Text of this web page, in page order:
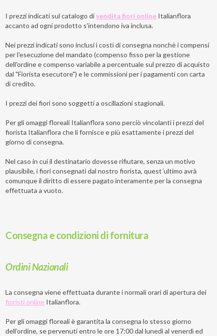
I prezzi indicati sul catalogo divendita fiori online Italianflora
accanto ad ogni prodotto s'intendono iva inclusa.
Nei prezzi indicati sono inclusi i costi di consegna nonchè i compensi
per l'esecuzione del mandato (compenso fisso per la gestione
dell'ordine e compenso variabile a percentuale sul prezzo di acquisto
dal "Fiorista esecutore") e le commissioni per i pagamenti con carta
di credito.
I prezzi dei fiori sono soggetti a oscillazioni stagionali.
Per gli omaggi floreali Italianflora sono perciò vincolanti i prezzi del
fiorista Italianflora che li fornisce e più esattamente i prezzi del
giorno di consegna.
Nel caso in cui il destinatario dovesse rifiutare, senza un motivo
plausibile, i fiori consegnati dal nostro fiorista, quest´ultimo avrà
comunque il diritto di essere pagato interamente per la consegna
effettuata a vuoto.
Consegna e condizioni di fornitura
Ordini Nazionali
La consegna viene effettuata durante i normali orari di apertura dei
fioristi online Italianflora.
Per gli omaggi floreali è garantita la consegna lo stesso giorno
dell’ordine, se pervenuti entro le ore 17:00 dal lunedì al venerdì ed